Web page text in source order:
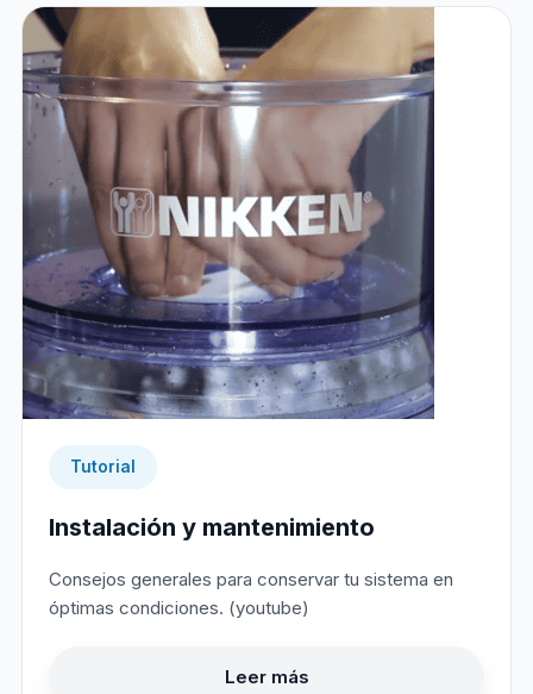
Tutorial
Instalación y mantenimiento
Consejos generales para conservar tu sistema en
óptimas condiciones. (youtube)
Leer más